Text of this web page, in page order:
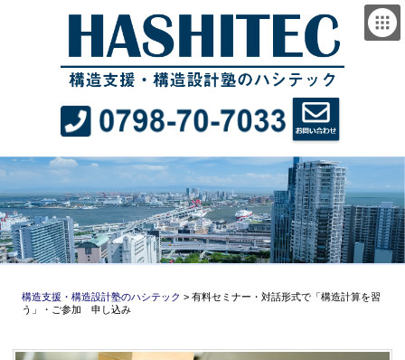
構造支援・構造設計塾のハシテック >有料セミナー・対話形式で「構造計算を習
う」・ご参加 申し込み